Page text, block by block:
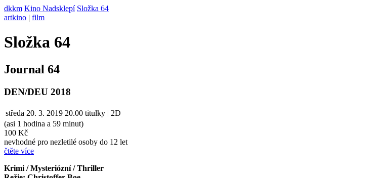
dkkm Kino Nadsklepí Složka 64
artkino | film
Složka 64
Journal 64
DEN/DEU 2018
středa 20. 3. 2019 20.00 titulky | 2D
(asi 1 hodina a 59 minut)
100 Kč
nevhodné pro nezletilé osoby do 12 let
čtěte více
Krimi / Mysteriózní / Thriller